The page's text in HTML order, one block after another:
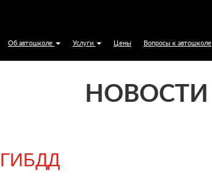
Об автошколе Услуги Цены Вопросы к автошколе
НОВОСТИ
ГИБДД